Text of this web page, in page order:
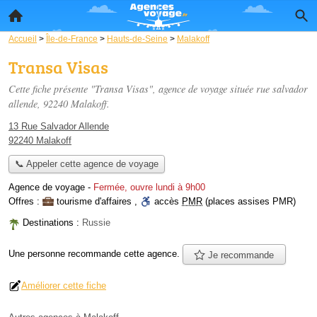
Accueil > Île-de-France > Hauts-de-Seine > Malakoff
Transa Visas
Cette fiche présente "Transa Visas", agence de voyage située rue salvador
allende, 92240 Malakoff.
13 Rue Salvador Allende
92240 Malakoff
📞 Appeler cette agence de voyage
Agence de voyage - Fermée, ouvre lundi à 9h00
Offres :
tourisme d'affaires , accès PMR (places assises PMR)
Destinations : Russie
Une personne recommande cette agence. Je recommande
Améliorer cette fiche